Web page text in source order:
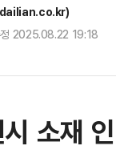
2025.08.22 19:18
소재